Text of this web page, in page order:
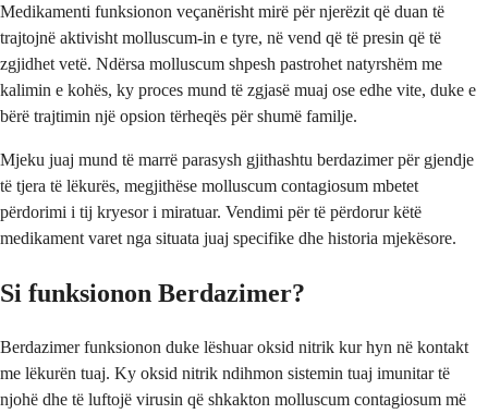
Medikamenti funksionon veçanërisht mirë për njerëzit që duan të
trajtojnë aktivisht molluscum-in e tyre, në vend që të presin që të
zgjidhet vetë. Ndërsa molluscum shpesh pastrohet natyrshëm me
kalimin e kohës, ky proces mund të zgjasë muaj ose edhe vite, duke e
bërë trajtimin një opsion tërheqës për shumë familje.
Mjeku juaj mund të marrë parasysh gjithashtu berdazimer për gjendje
të tjera të lëkurës, megjithëse molluscum contagiosum mbetet
përdorimi i tij kryesor i miratuar. Vendimi për të përdorur këtë
medikament varet nga situata juaj specifike dhe historia mjekësore.
Si funksionon Berdazimer?
Berdazimer funksionon duke lëshuar oksid nitrik kur hyn në kontakt
me lëkurën tuaj. Ky oksid nitrik ndihmon sistemin tuaj imunitar të
njohë dhe të luftojë virusin që shkakton molluscum contagiosum më